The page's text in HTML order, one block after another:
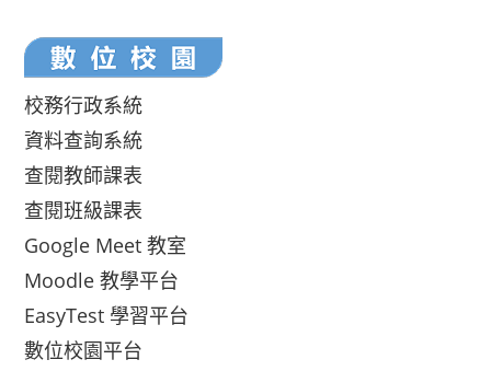
校務行政系統
資料查詢系統
查閱教師課表
查閱班級課表
Google Meet 教室
Moodle 教學平台
EasyTest 學習平台
數位校園平台